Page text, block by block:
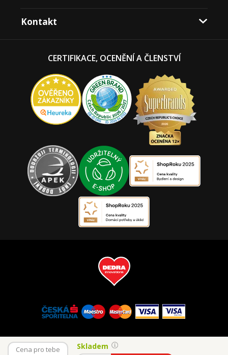
Cena pro tebe Skladem
Kontakt
CERTIFIKACE, OCENĚNÍ A ČLENSTVÍ